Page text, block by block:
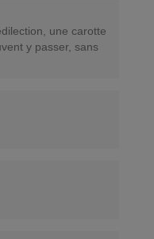
une carotte
y passer, sans